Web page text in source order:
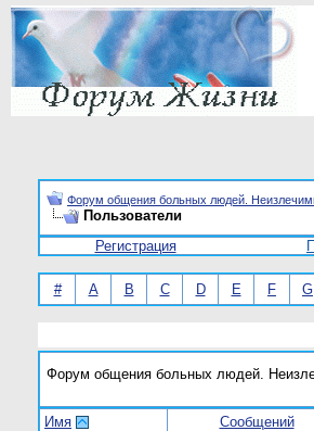
Форум общения больных людей.
Пользователи
Регистрация
# A B C D E F G
Форум общения больных людей.
Имя Сообщений